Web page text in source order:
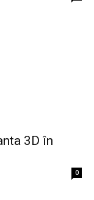
3D în
0